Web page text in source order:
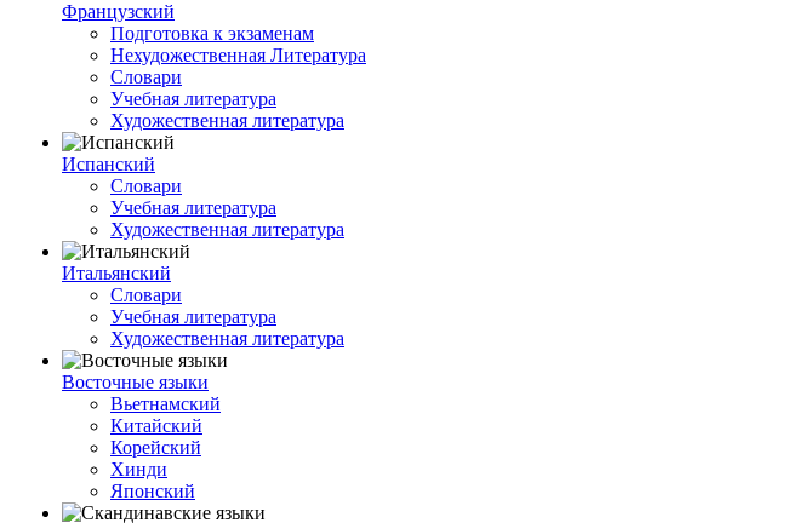
Французский
Подготовка к экзаменам
Нехудожественная Литература
Словари
Учебная литература
Художественная литература
Испанский
Словари
Учебная литература
Художественная литература
Итальянский
Словари
Учебная литература
Художественная литература
Восточные языки
Вьетнамский
Китайский
Корейский
Хинди
Японский